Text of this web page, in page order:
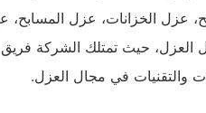
عزل الخزانات، عزل المسابح،
العزل، حيث تمتلك الشركة
والتقنيات في مجال العزل.